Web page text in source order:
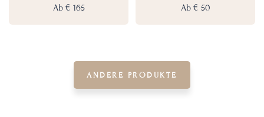
Ab € 165 Ab € 50
ANDERE PRODUKTE